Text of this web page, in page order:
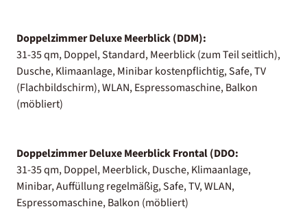
Doppelzimmer Deluxe Meerblick (DDM):
31-35 qm, Doppel, Standard, Meerblick (zum Teil seitlich),
Dusche, Klimaanlage, Minibar kostenpflichtig, Safe, TV
(Flachbildschirm), WLAN, Espressomaschine, Balkon
(möbliert)
Doppelzimmer Deluxe Meerblick Frontal (DDO:
31-35 qm, Doppel, Meerblick, Dusche, Klimaanlage,
Minibar, Auffüllung regelmäßig, Safe, TV, WLAN,
Espressomaschine, Balkon (möbliert)